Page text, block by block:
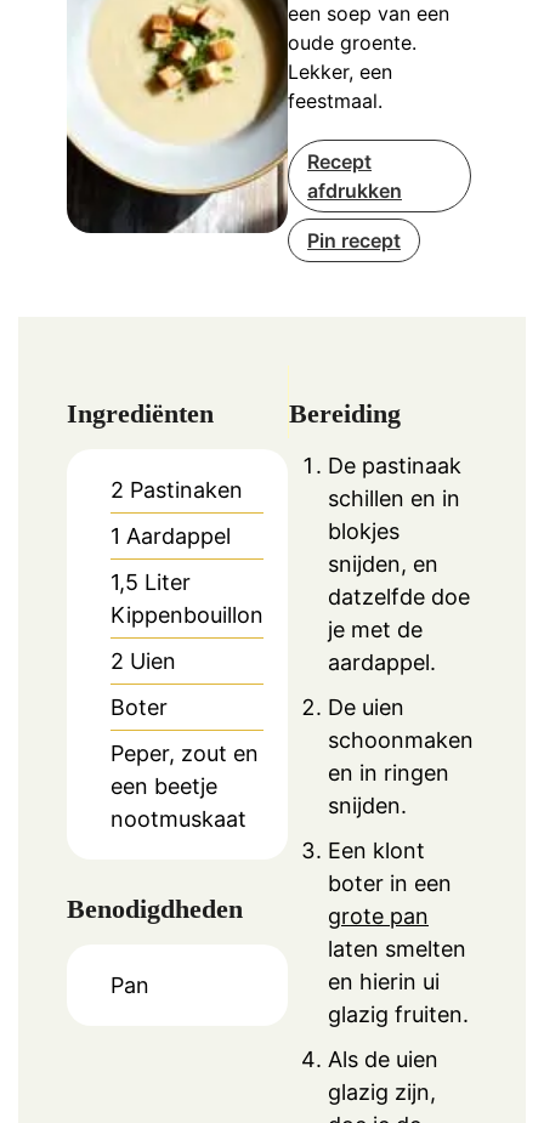
een soep van een
oude groente.
Lekker, een
feestmaal.
Recept
afdrukken
Pin recept
Ingrediënten
2 Pastinaken
1 Aardappel
1,5 Liter
Kippenbouillon
2 Uien
Boter
Peper, zout en
een beetje
nootmuskaat
Benodigdheden
Pan
Bereiding
De pastinaak
schillen en in
blokjes
snijden, en
datzelfde doe
je met de
aardappel.
De uien
schoonmaken
en in ringen
snijden.
Een klont
boter in een
grote pan
laten smelten
en hierin ui
glazig fruiten.
Als de uien
glazig zijn,